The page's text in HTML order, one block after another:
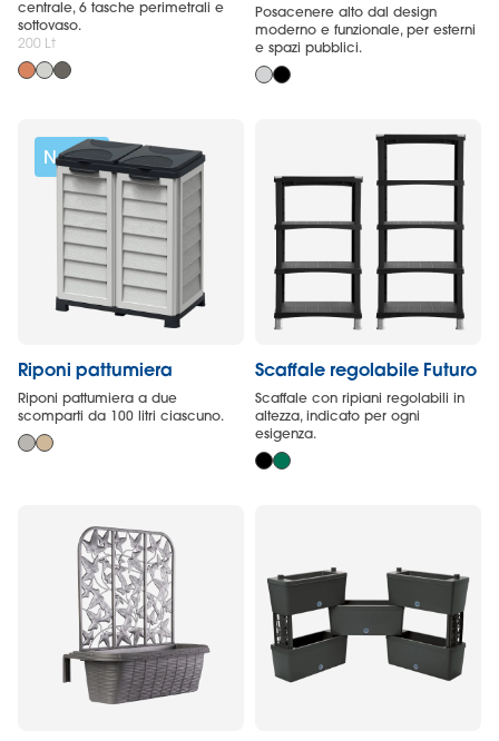
centrale, 6 tasche perimetrali e
sottovaso.
200 Lt
Posacenere alto dal design
moderno e funzionale, per esterni
e spazi pubblici.
Novità
Riponi pattumiera
Riponi pattumiera a due
scomparti da 100 litri ciascuno.
Scaffale regolabile Futuro
Scaffale con ripiani regolabili in
altezza, indicato per ogni
esigenza.